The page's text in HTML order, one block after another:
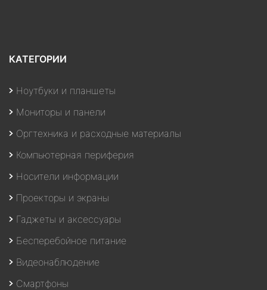
КАТЕГОРИИ
Ноутбуки и планшеты
Мониторы и панели
Оргтехника и расходные материалы
Компьютерная периферия
Носители информации
Проекторы и экраны
Гаджеты и аксессуары
Бесперебойное питание
Видеонаблюдение
Смартфоны